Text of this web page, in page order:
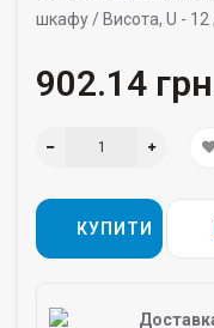
шкафу / Висота, U - 12
902.14
КУПИТИ